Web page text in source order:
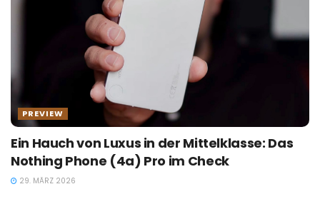
PREVIEW
Ein Hauch von Luxus in der Mittelklasse: Das
Nothing Phone (4a) Pro im Check
29. MÄRZ 2026